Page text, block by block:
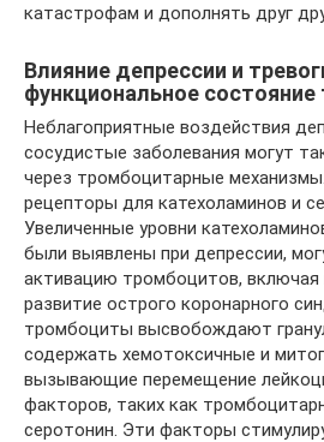
катастрофам и дополнять друг
Влияние депрессии и
функциональное
Неблагоприятные воздействия
сосудистые заболевания могут
через тромбоцитарные
рецепторы для катехоламинов и
Увеличенные уровни
были выявлены при депрессии,
активацию тромбоцитов, включая
развитие острого коронарного
тромбоциты высвобождают
содержать хемотоксичные и
вызывающие перемещение
факторов, таких как
серотонин. Эти факторы